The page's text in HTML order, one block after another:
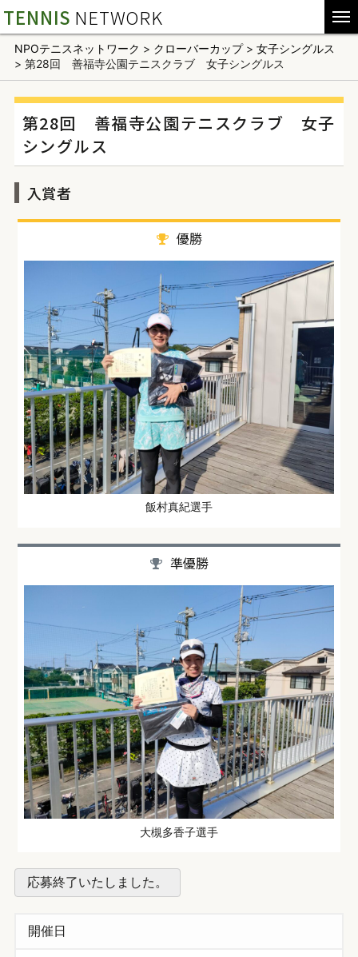
TENNIS NETWORK
NPOテニスネットワーク > クローバーカップ> 女子シングルス
> 第28回 善福寺公園テニスクラブ 女子シングルス
第28回 善福寺公園テニスクラブ 女子
シングルス
入賞者
優勝
飯村真紀選手
準優勝
大槻多香子選手
応募終了いたしました。
開催日